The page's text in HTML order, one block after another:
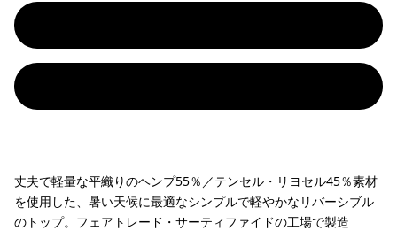
丈夫で軽量な平織りのヘンプ55％／テンセル・リヨセル45％素材
を使用した、暑い天候に最適なシンプルで軽やかなリバーシブル
のトップ。フェアトレード・サーティファイドの工場で製造